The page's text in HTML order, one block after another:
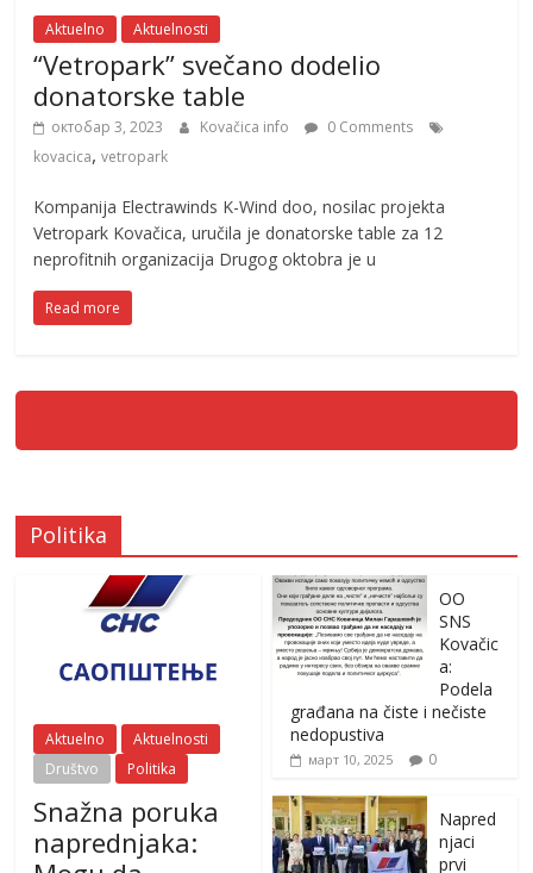
Aktuelno Aktuelnosti
“Vetropark” svečano dodelio
donatorske table
октобар 3, 2023 Kovačica info
0 Comments
kovacica,vetropark
Kompanija Electrawinds K-Wind doo, nosilac projekta
Vetropark Kovačica, uručila je donatorske table za 12
neprofitnih organizacija Drugog oktobra je u
Read more
Politika
Aktuelno
Aktuelnosti
Društvo
Politika
Snažna poruka
naprednjaka:
OO
SNS
Kovačic
a:
Podela
građana na čiste i nečiste
nedopustiva
март 10, 2025 0
Napred
njaci
prvi